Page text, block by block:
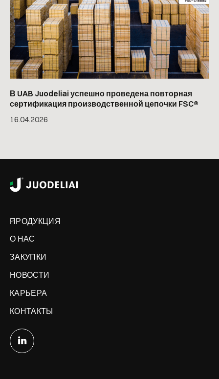
В UAB Juodeliai успешно проведена повторная
сертификация производственной цепочки FSC®
16.04.2026
ПРОДУКЦИЯ
О НАС
ЗАКУПКИ
НОВОСТИ
КАРЬЕРА
КОНТАКТЫ